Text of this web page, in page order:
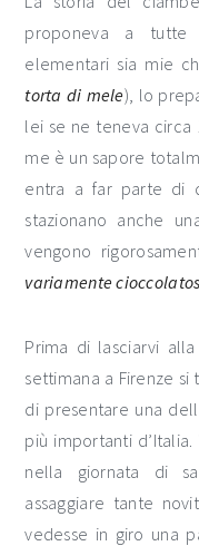
proponeva a
elementari sia mie
torta di mele), lo
lei se ne teneva
me è un sapore
entra a far parte di
stazionano anche
vengono
variamente
Prima di lasciarvi
settimana a Firenze si
di presentare una
più importanti
nella giornata di
assaggiare tante
vedesse in giro una